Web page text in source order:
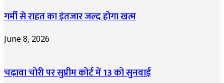
गर्मी से राहत का इंतजार जल्द होगा खत्म
June 8, 2026
चढ़ावा चोरी पर सुप्रीम कोर्ट में 13 को सुनवाई